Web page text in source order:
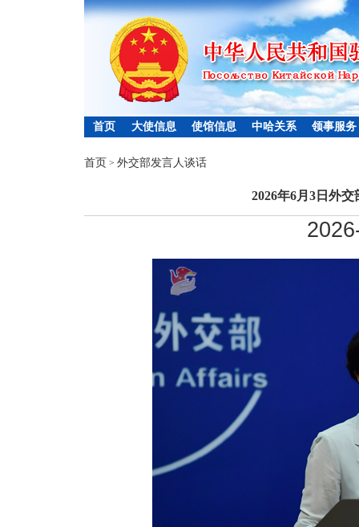
首页 大使信息 使馆信息 中哈关系 领事服务
首页 > 外交部发言人谈话
2026年6月3日外